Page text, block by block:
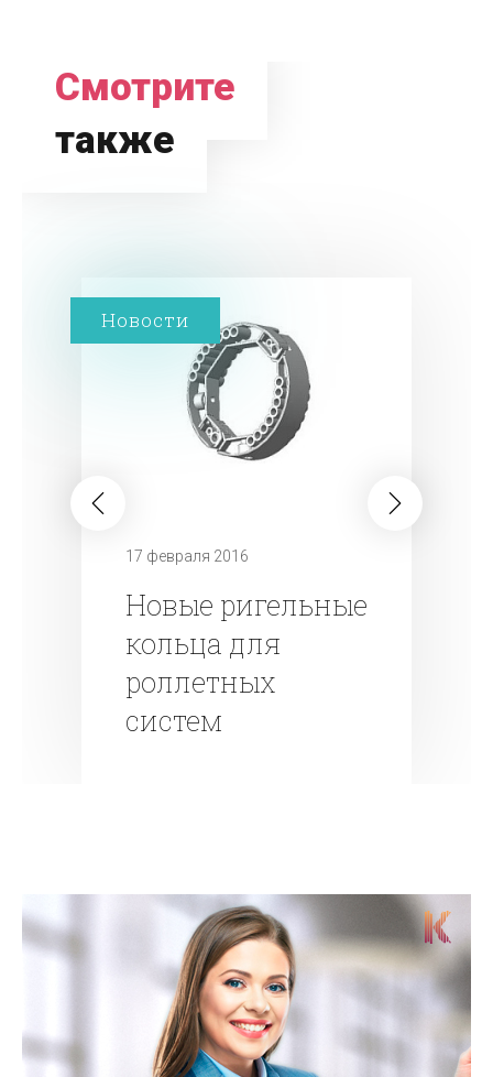
Смотрите
также
17 февраля 2016
Новые ригельные
кольца для
роллетных
систем
Новости